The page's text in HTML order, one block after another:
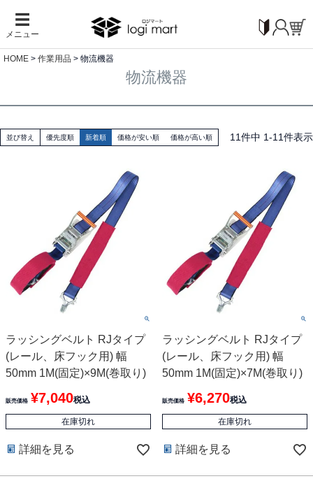
☰
メニュー
HOME 作業用品 物流機器
物流機器
並び替え 優先度順 新着順 価格が安い順 価格が高い順 11件中 1-11件表示
ラッシングベルト RJタイプ
(レール、床フック用) 幅
50mm 1M(固定)×9M(巻取り)
販売価格 ¥7,040税込
在庫切れ
詳細を見る
ラッシングベルト RJタイプ
(レール、床フック用) 幅
50mm 1M(固定)×7M(巻取り)
販売価格 ¥6,270税込
在庫切れ
詳細を見る